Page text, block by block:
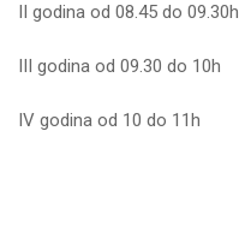
II godina od 08.45 do 09.30h
III godina od 09.30 do 10h
IV godina od 10 do 11h